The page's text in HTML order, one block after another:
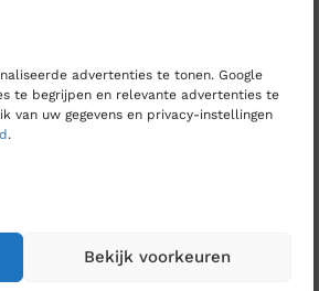
advertenties te tonen. Google
te begrijpen en relevante advertenties te
van uw gegevens en privacy-instellingen
.
Bekijk voorkeuren
en leeftijd.